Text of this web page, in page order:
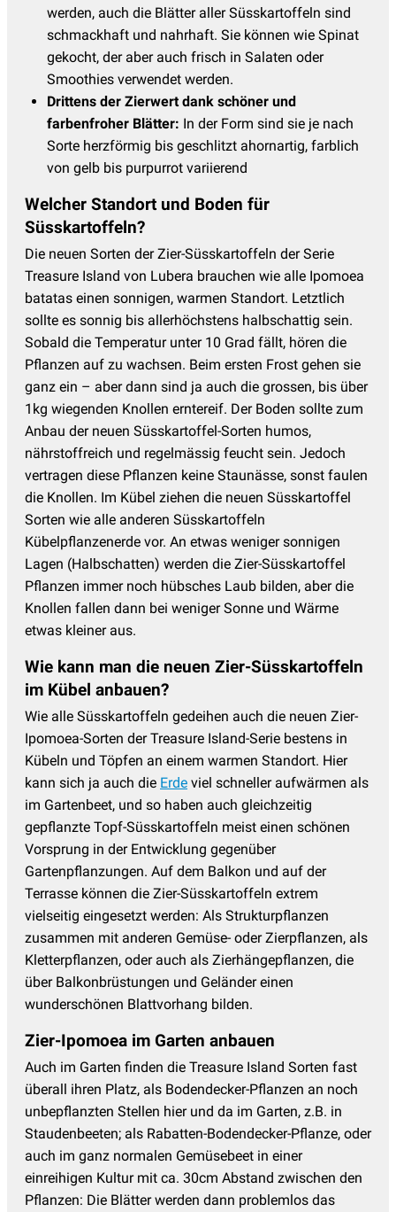
werden, auch die Blätter aller Süsskartoffeln sind
schmackhaft und nahrhaft. Sie können wie Spinat
gekocht, der aber auch frisch in Salaten oder
Smoothies verwendet werden.
Drittens der Zierwert dank schöner und
farbenfroher Blätter: In der Form sind sie je nach
Sorte herzförmig bis geschlitzt ahornartig, farblich
von gelb bis purpurrot variierend
Welcher Standort und Boden für
Süsskartoffeln?
Die neuen Sorten der Zier-Süsskartoffeln der Serie
Treasure Island von Lubera brauchen wie alle Ipomoea
batatas einen sonnigen, warmen Standort. Letztlich
sollte es sonnig bis allerhöchstens halbschattig sein.
Sobald die Temperatur unter 10 Grad fällt, hören die
Pflanzen auf zu wachsen. Beim ersten Frost gehen sie
ganz ein – aber dann sind ja auch die grossen, bis über
1kg wiegenden Knollen erntereif. Der Boden sollte zum
Anbau der neuen Süsskartoffel-Sorten humos,
nährstoffreich und regelmässig feucht sein. Jedoch
vertragen diese Pflanzen keine Staunässe, sonst faulen
die Knollen. Im Kübel ziehen die neuen Süsskartoffel
Sorten wie alle anderen Süsskartoffeln
Kübelpflanzenerde vor. An etwas weniger sonnigen
Lagen (Halbschatten) werden die Zier-Süsskartoffel
Pflanzen immer noch hübsches Laub bilden, aber die
Knollen fallen dann bei weniger Sonne und Wärme
etwas kleiner aus.
Wie kann man die neuen Zier-Süsskartoffeln
im Kübel anbauen?
Wie alle Süsskartoffeln gedeihen auch die neuen Zier-
Ipomoea-Sorten der Treasure Island-Serie bestens in
Kübeln und Töpfen an einem warmen Standort. Hier
kann sich ja auch die Erde viel schneller aufwärmen als
im Gartenbeet, und so haben auch gleichzeitig
gepflanzte Topf-Süsskartoffeln meist einen schönen
Vorsprung in der Entwicklung gegenüber
Gartenpflanzungen. Auf dem Balkon und auf der
Terrasse können die Zier-Süsskartoffeln extrem
vielseitig eingesetzt werden: Als Strukturpflanzen
zusammen mit anderen Gemüse- oder Zierpflanzen, als
Kletterpflanzen, oder auch als Zierhängepflanzen, die
über Balkonbrüstungen und Geländer einen
wunderschönen Blattvorhang bilden.
Zier-Ipomoea im Garten anbauen
Auch im Garten finden die Treasure Island Sorten fast
überall ihren Platz, als Bodendecker-Pflanzen an noch
unbepflanzten Stellen hier und da im Garten, z.B. in
Staudenbeeten; als Rabatten-Bodendecker-Pflanze, oder
auch im ganz normalen Gemüsebeet in einer
einreihigen Kultur mit ca. 30cm Abstand zwischen den
Pflanzen: Die Blätter werden dann problemlos das